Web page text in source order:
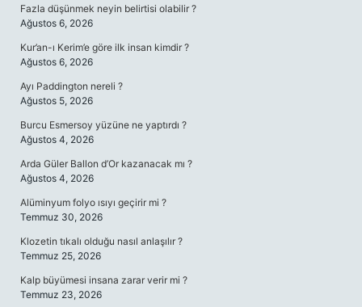
Fazla düşünmek neyin belirtisi olabilir ?
Ağustos 6, 2026
Kur’an-ı Kerim’e göre ilk insan kimdir ?
Ağustos 6, 2026
Ayı Paddington nereli ?
Ağustos 5, 2026
Burcu Esmersoy yüzüne ne yaptırdı ?
Ağustos 4, 2026
Arda Güler Ballon d’Or kazanacak mı ?
Ağustos 4, 2026
Alüminyum folyo ısıyı geçirir mi ?
Temmuz 30, 2026
Klozetin tıkalı olduğu nasıl anlaşılır ?
Temmuz 25, 2026
Kalp büyümesi insana zarar verir mi ?
Temmuz 23, 2026